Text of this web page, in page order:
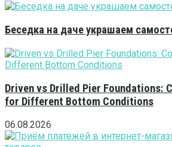
Беседка на даче украшаем
Driven vs Drilled Pier Foundations:
for Different Bottom Conditions
06.08.2026